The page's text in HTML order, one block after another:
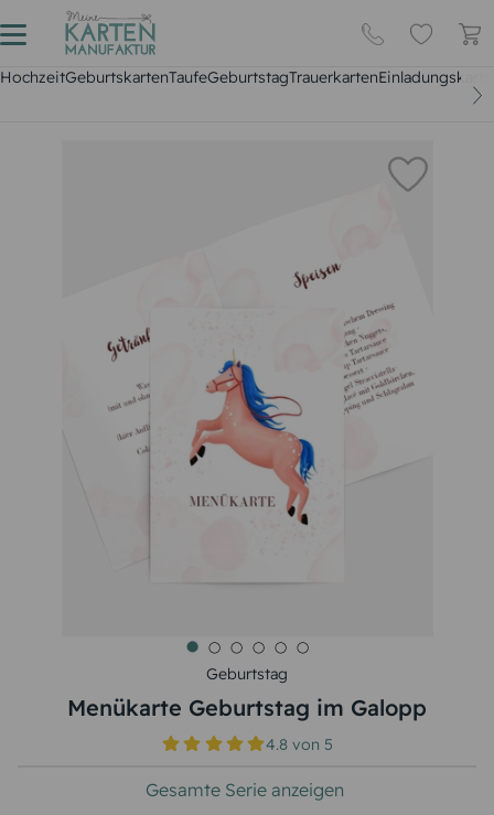
HochzeitGeburtskartenTaufeGeburtstagTrauerkarten
Geburtstag
Menükarte Geburtstag im Galopp
4.8 von5
Gesamte Serie anzeigen